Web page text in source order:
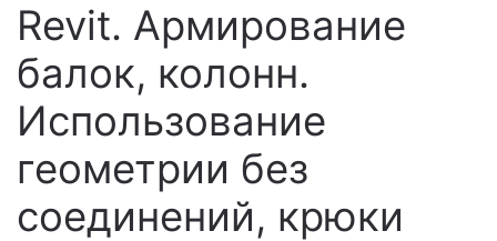
Revit. Армирование
балок, колонн.
Использование
геометрии без
соединений, крюки